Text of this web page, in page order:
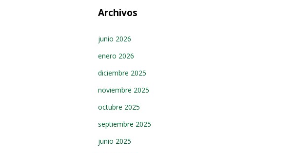
Archivos
junio 2026
enero 2026
diciembre 2025
noviembre 2025
octubre 2025
septiembre 2025
junio 2025